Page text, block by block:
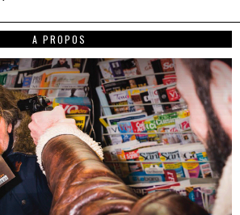
A PROPOS